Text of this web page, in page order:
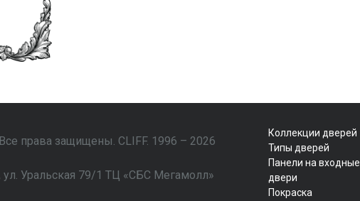
права защищены. CLIFF. 1996 – 2026
ул. Уральская 79/1 ТЦ «СБС Мегамолл»
Коллекции дверей
Типы дверей
Панели на входные
двери
Покраска